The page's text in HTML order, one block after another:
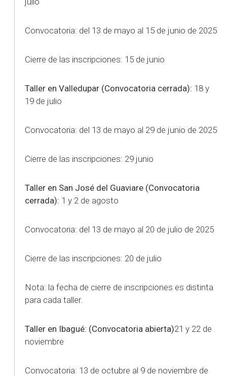
Convocatoria: del 13 de mayo al 15 de junio de 2025
Cierre de las inscripciones: 15 de junio
Taller en Valledupar (Convocatoria cerrada): 18 y
19 de julio
Convocatoria: del 13 de mayo al 29 de junio de 2025
Cierre de las inscripciones: 29 junio
Taller en San José del Guaviare (Convocatoria
cerrada): 1 y 2 de agosto
Convocatoria: del 13 de mayo al 20 de julio de 2025
Cierre de las inscripciones: 20 de julio
Nota: la fecha de cierre de inscripciones es distinta
para cada taller.
Taller en Ibagué: (Convocatoria abierta)21 y 22 de
noviembre
Convocatoria: 13 de octubre al 9 de noviembre de